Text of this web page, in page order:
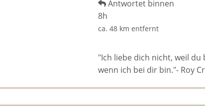
Antwortet binnen
8h
ca. 48 km entfernt
"Ich liebe dich nicht, weil
wenn ich bei dir bin."- Roy